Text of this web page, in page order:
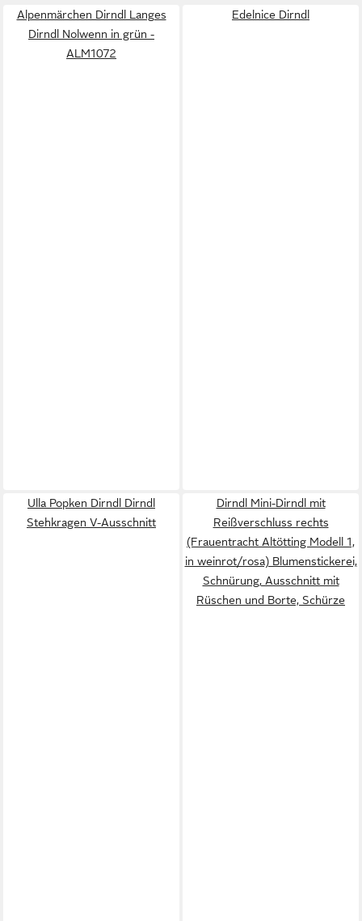
Alpenmärchen Dirndl Langes
Dirndl Nolwenn in grün -
ALM1072
Edelnice Dirndl
Ulla Popken Dirndl Dirndl
Stehkragen V-Ausschnitt
Dirndl Mini-Dirndl mit
Reißverschluss rechts
(Frauentracht Altötting Modell 1,
in weinrot/rosa) Blumenstickerei,
Schnürung, Ausschnitt mit
Rüschen und Borte, Schürze